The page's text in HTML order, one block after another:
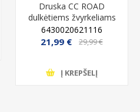
Druska CC ROAD
dulkėtiems žvyrkeliams
25 kg
6430020621116
21,99 € 29,99 €
Į KREPŠELĮ